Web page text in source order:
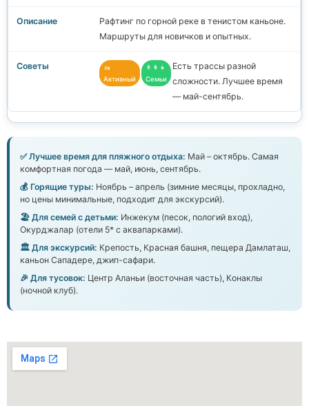
Рафтинг по горной реке в тенистом каньоне.
Маршруты для новичков и опытных.
🚤
Активный
👨‍👩‍👧
Семьи
Есть трассы разной
сложности. Лучшее время
— май-сентябрь.
✅ Лучшее время для пляжного отдыха: Май – октябрь. Самая
комфортная погода — май, июнь, сентябрь.
💰 Горящие туры: Ноябрь – апрель (зимние месяцы, прохладно,
но цены минимальные, подходит для экскурсий).
🏖️ Для семей с детьми: Инжекум (песок, пологий вход),
Окурджалар (отели 5* с аквапарками).
🏛️ Для экскурсий: Крепость, Красная башня, пещера Дамлаташ,
каньон Сападере, джип-сафари.
🎉 Для тусовок: Центр Аланьи (восточная часть), Конаклы
(ночной клуб).